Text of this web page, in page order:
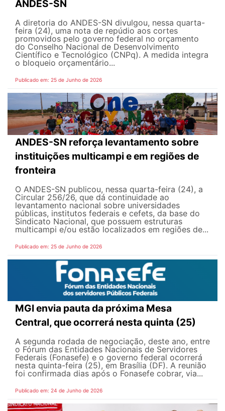
ANDES-SN
A diretoria do ANDES-SN divulgou, nessa quarta-
feira (24), uma nota de repúdio aos cortes
promovidos pelo governo federal no orçamento
do Conselho Nacional de Desenvolvimento
Científico e Tecnológico (CNPq). A medida integra
o bloqueio orçamentário...
Publicado em: 25 de Junho de 2026
ANDES-SN reforça levantamento sobre
instituições multicampi e em regiões de
fronteira
O ANDES-SN publicou, nessa quarta-feira (24), a
Circular 256/26, que dá continuidade ao
levantamento nacional sobre universidades
públicas, institutos federais e cefets, da base do
Sindicato Nacional, que possuem estruturas
multicampi e/ou estão localizados em regiões de...
Publicado em: 25 de Junho de 2026
MGI envia pauta da próxima Mesa
Central, que ocorrerá nesta quinta (25)
A segunda rodada de negociação, deste ano, entre
o Fórum das Entidades Nacionais de Servidores
Federais (Fonasefe) e o governo federal ocorrerá
nesta quinta-feira (25), em Brasília (DF). A reunião
foi confirmada dias após o Fonasefe cobrar, via...
Publicado em: 24 de Junho de 2026